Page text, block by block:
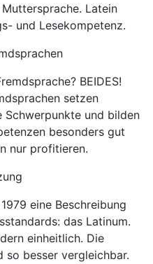
Latein
und Lesekompetenz.
BEIDES!
setzen
Schwerpunkte und bilden
besonders gut
nur profitieren.
eine Beschreibung
das Latinum.
einheitlich. Die
besser vergleichbar.